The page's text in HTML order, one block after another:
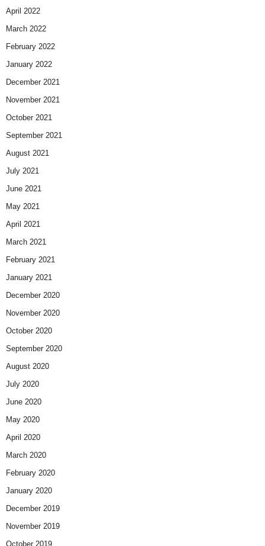
April 2022
March 2022
February 2022
January 2022
December 2021
November 2021
October 2021
September 2021
August 2021
July 2021
June 2021
May 2021
April 2021
March 2021
February 2021
January 2021
December 2020
November 2020
October 2020
September 2020
August 2020
July 2020
June 2020
May 2020
April 2020
March 2020
February 2020
January 2020
December 2019
November 2019
October 2019